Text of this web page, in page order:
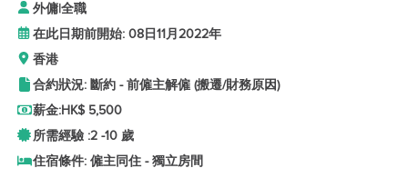
外傭|全職
在此日期前開始: 08日11月2022年
香港
合約狀況: 斷約 - 前僱主解僱 (搬遷/財務原因)
薪金:HK$ 5,500
所需經驗 :2 -10 歲
住宿條件: 僱主同住 - 獨立房間